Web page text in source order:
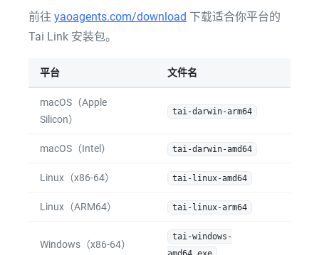
前往 yaoagents.com/download 下载适合你平台的
Tai Link 安装包。
平台 文件名
macOS（Apple
Silicon）
tai-darwin-arm64
macOS（Intel） tai-darwin-amd64
Linux（x86-64） tai-linux-amd64
Linux（ARM64） tai-linux-arm64
Windows（x86-64）
tai-windows-